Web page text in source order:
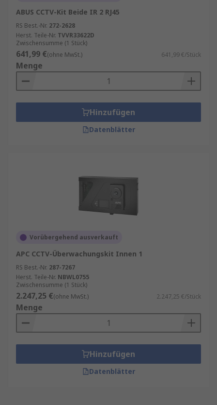
ABUS CCTV-Kit Beide IR 2 RJ45
RS Best.-Nr. 272-2628
Herst. Teile-Nr. TVVR33622D
Zwischensumme (1 Stück)
641,99 €(ohne MwSt.) 641,99 €/Stück
Menge
Hinzufügen
Datenblätter
Vorübergehend ausverkauft
APC CCTV-Überwachungskit Innen 1
RS Best.-Nr. 287-7267
Herst. Teile-Nr. NBWL0755
Zwischensumme (1 Stück)
2.247,25 €(ohne MwSt.) 2.247,25 €/Stück
Menge
Hinzufügen
Datenblätter